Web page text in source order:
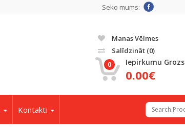
Seko mums:
Manas Vēlmes
Salīdzināt (0)
0 Iepirkumu Grozs
0.00€
Kontakti